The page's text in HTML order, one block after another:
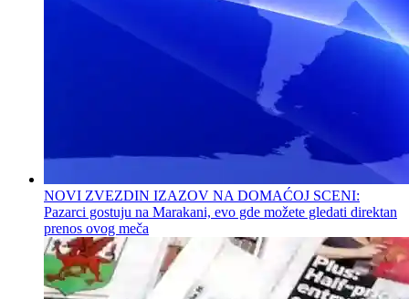
NOVI ZVEZDIN IZAZOV NA DOMAĆOJ SCENI:
Pazarci gostuju na Marakani, evo gde možete gledati direktan
prenos ovog meča